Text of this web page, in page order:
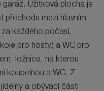
Užitková plocha je
přechodu mezi hlavním
každého počasí,
pro hosty) a WC pro
ložnice, na kterou
koupelnou a WC. Z
a obývací části